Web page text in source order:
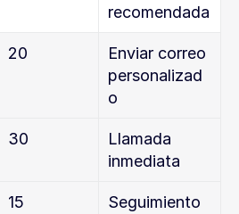
recomendada
20
Enviar correo
personalizad
o
30
Llamada
inmediata
15
Seguimiento